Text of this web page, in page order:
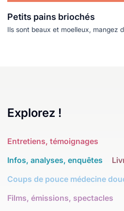
Petits pains briochés
Ils sont beaux et moelleux, mangez
Explorez !
Entretiens, témoignages
Infos, analyses, enquêtes
Coups de pouce médecine
Films, émissions, spectacles